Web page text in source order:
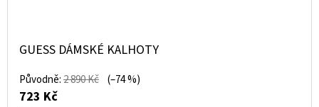
GUESS DÁMSKÉ KALHOTY
Původně:2 890 Kč (–74 %)
723 Kč